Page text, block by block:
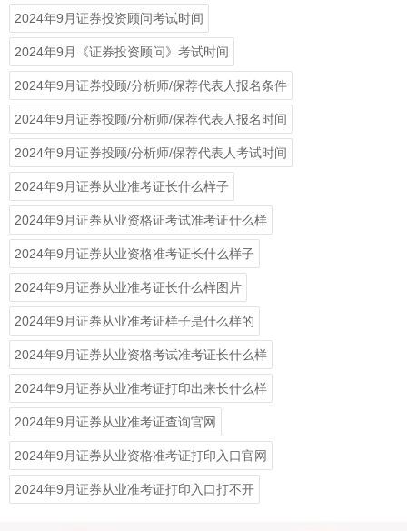
2024年9月证券投资顾问考试时间
2024年9月《证券投资顾问》考试时间
​2024年9月证券投顾/分析师/保荐代表人报名条件
​2024年9月证券投顾/分析师/保荐代表人报名时间
​2024年9月证券投顾/分析师/保荐代表人考试时间
2024年9月证券从业准考证长什么样子
2024年9月证券从业资格证考试准考证什么样
2024年9月证券从业资格准考证长什么样子
2024年9月证券从业准考证长什么样图片
2024年9月证券从业准考证样子是什么样的
2024年9月证券从业资格考试准考证长什么样
2024年9月证券从业准考证打印出来长什么样
2024年9月证券从业准考证查询官网
2024年9月证券从业资格准考证打印入口官网
2024年9月证券从业准考证打印入口打不开